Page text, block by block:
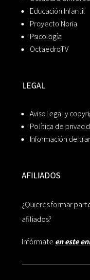
Educación Infantil
Proyecto Noria
Psicología
OctaedroTV
LEGAL
Aviso legal y
Política de
Información de
AFILIADOS
¿Quieres formar
afiliados?
Infórmate en este